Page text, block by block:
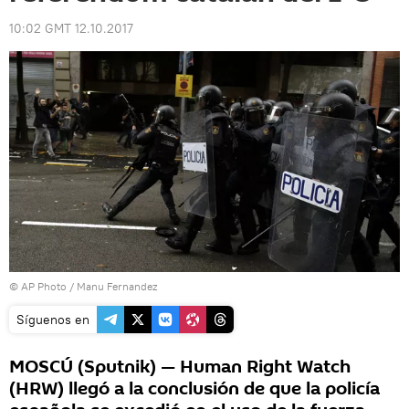
10:02 GMT 12.10.2017
© AP Photo / Manu Fernandez
Síguenos en
MOSCÚ (Sputnik) — Human Right Watch
(HRW) llegó a la conclusión de que la policía